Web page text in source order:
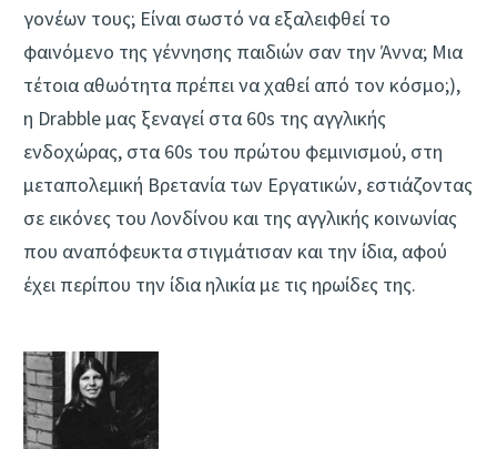
γονέων τους; Είναι σωστό να εξαλειφθεί το
φαινόμενο της γέννησης παιδιών σαν την Άννα; Μια
τέτοια αθωότητα πρέπει να χαθεί από τον κόσμο;),
η Drabble μας ξεναγεί στα 60s της αγγλικής
ενδοχώρας, στα 60s του πρώτου φεμινισμού, στη
μεταπολεμική Βρετανία των Εργατικών, εστιάζοντας
σε εικόνες του Λονδίνου και της αγγλικής κοινωνίας
που αναπόφευκτα στιγμάτισαν και την ίδια, αφού
έχει περίπου την ίδια ηλικία με τις ηρωίδες της.